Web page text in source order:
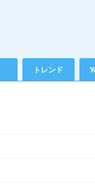
トレンド